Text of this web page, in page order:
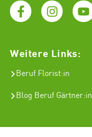
Weitere Links:
Beruf Florist:in
Blog Beruf Gärtner:in